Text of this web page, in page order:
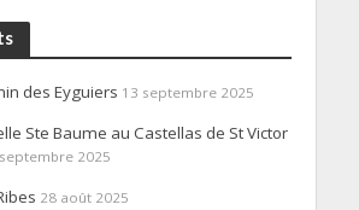
des Eyguiers 13 septembre 2025
Ste Baume au Castellas de St Victor
2025
28 août 2025